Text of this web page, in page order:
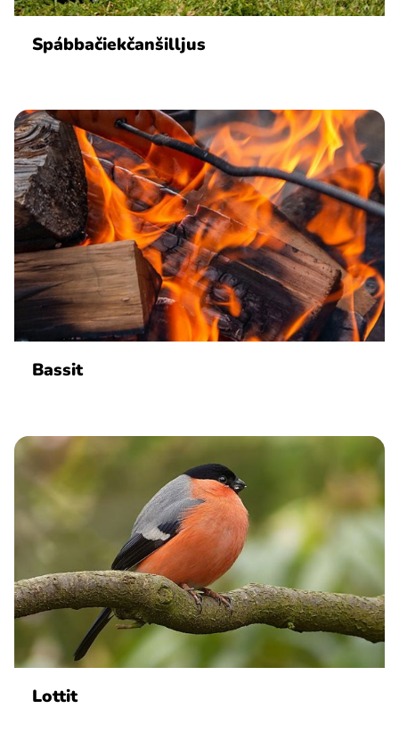
Spábbačiekčanšilljus
Bassit
Lottit